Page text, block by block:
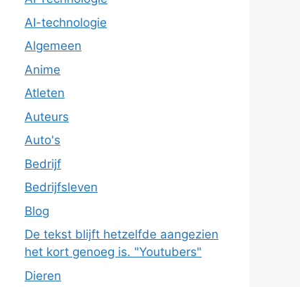
AI-technologie
Algemeen
Anime
Atleten
Auteurs
Auto's
Bedrijf
Bedrijfsleven
Blog
De tekst blijft hetzelfde aangezien
het kort genoeg is. "Youtubers"
Dieren